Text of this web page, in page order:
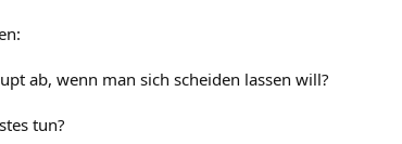
ab, wenn man sich scheiden lassen will?
tun?